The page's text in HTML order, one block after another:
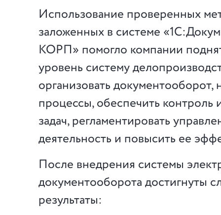
Использование проверенных
заложенных в системе
КОРП» помогло компании
уровень систему
организовать документооборот,
процессы, обеспечить контроль
задач, регламентировать
деятельность и повысить ее
После внедрения системы
документооборота достигнуты
результаты: